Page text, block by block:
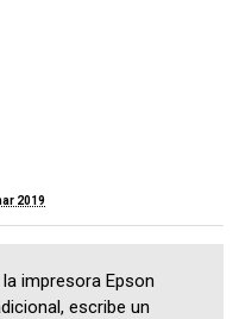
2019
impresora Epson
escribe un